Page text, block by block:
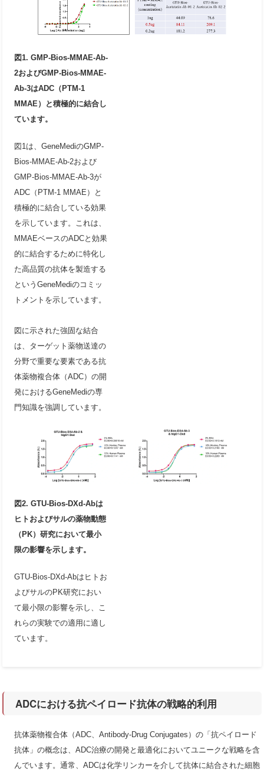
図1. GMP-Bios-MMAE-Ab-
2およびGMP-Bios-MMAE-
Ab-3はADC（PTM-1
MMAE）と積極的に結合し
ています。
図1は、GeneMediのGMP-
Bios-MMAE-Ab-2および
GMP-Bios-MMAE-Ab-3が
ADC（PTM-1 MMAE）と
積極的に結合している効果
を示しています。これは、
MMAEベースのADCと効果
的に結合するために特化し
た高品質の抗体を製造する
というGeneMediのコミッ
トメントを示しています。
図に示された強固な結合
は、ターゲット薬物送達の
分野で重要な要素である抗
体薬物複合体（ADC）の開
発におけるGeneMediの専
門知識を強調しています。
図2. GTU-Bios-DXd-Abは
ヒトおよびサルの薬物動態
（PK）研究において最小
限の影響を示します。
GTU-Bios-DXd-Abはヒトお
よびサルのPK研究におい
て最小限の影響を示し、こ
れらの実験での適用に適し
ています。
ADCにおける抗ペイロード抗体の戦略的利用
抗体薬物複合体（ADC、Antibody-Drug Conjugates）の「抗ペイロード
抗体」の概念は、ADC治療の開発と最適化においてユニークな戦略を含
んでいます。通常、ADCは化学リンカーを介して抗体に結合された細胞